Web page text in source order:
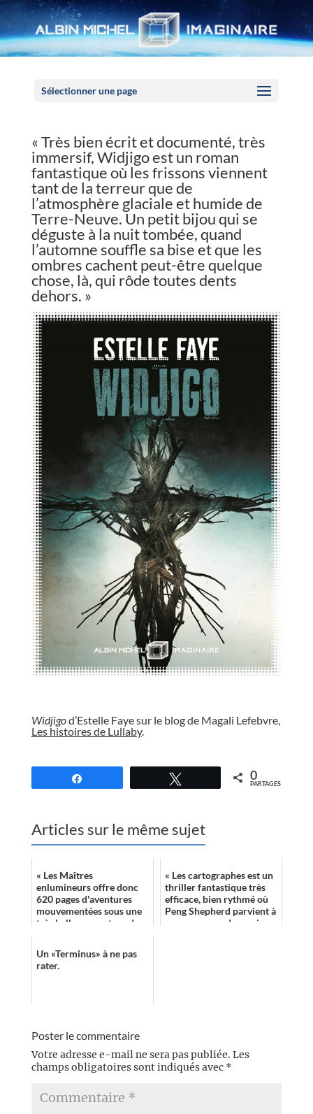
Sélectionner une page
« Très bien écrit et documenté, très
immersif, Widjigo est un roman
fantastique où les frissons viennent
tant de la terreur que de
l’atmosphère glaciale et humide de
Terre-Neuve. Un petit bijou qui se
déguste à la nuit tombée, quand
l’automne souffle sa bise et que les
ombres cachent peut-être quelque
chose, là, qui rôde toutes dents
dehors. »
Widjigod’Estelle Faye sur le blog de Magali Lefebvre,
Les histoires de Lullaby.
0
PARTAGES
Articles sur le même sujet
« Les Maîtres
enlumineurs offre donc
620 pages d'aventures
mouvementées sous une
très belle couverture de
« Les cartographes est un
thriller fantastique très
efficace, bien rythmé où
Peng Shepherd parvient à
verser un peu de magie
Un «Terminus» à ne pas
rater.
Poster le commentaire
Votre adresse e-mail ne sera pas publiée. Les
champs obligatoires sont indiqués avec *
Panneau de gestion des cookies